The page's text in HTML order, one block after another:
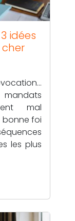
idées
mal
bonne foi
les plus